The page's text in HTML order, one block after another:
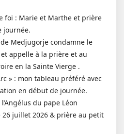
foi : Marie et Marthe et prière
journée.
Medjugorje condamne le
appelle à la prière et au
en la Sainte Vierge .
» : mon tableau préféré avec
en début de journée.
du pape Léon
26 juillet 2026 & prière au petit